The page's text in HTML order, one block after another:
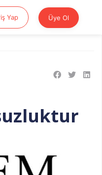
YapGiriş Yap Üye Ol